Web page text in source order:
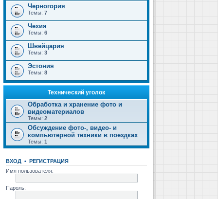
Черногория
Темы: 7
Чехия
Темы: 6
Швейцария
Темы: 3
Эстония
Темы: 8
Технический уголок
Обработка и хранение фото и
видеоматериалов
Темы: 2
Обсуждение фото-, видео- и
компьютерной техники в поездках
Темы: 1
ВХОД • РЕГИСТРАЦИЯ
Имя пользователя:
Пароль: